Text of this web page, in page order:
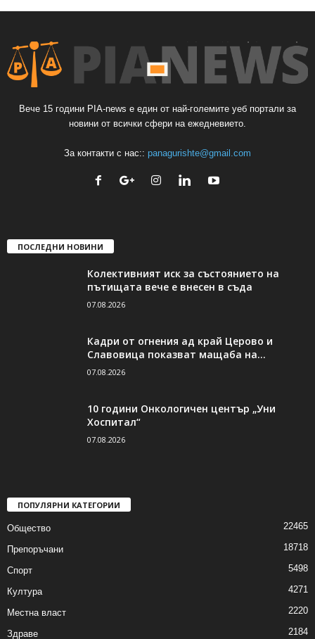
Вече 15 години PIA-news е един от най-големите уеб портали за
новини от всички сфери на ежедневието.
За контакти с нас:: panagurishte@gmail.com
ПОСЛЕДНИ НОВИНИ
Колективният иск за състоянието на
пътищата вече е внесен в съда
07.08.2026
Кадри от огнения ад край Церово и
Славовица показват мащаба на...
07.08.2026
10 години Онкологичен център „Уни
Хоспитал“
07.08.2026
ПОПУЛЯРНИ КАТЕГОРИИ
Общество 22465
Препоръчани 18718
Спорт 5498
Култура 4271
Местна власт 2220
Здраве 2184